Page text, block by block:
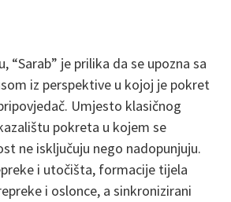
“Sarab” je prilika da se upozna sa
iz perspektive u kojoj je pokret
Umjesto klasičnog
pokreta u kojem se
ne isključuju nego nadopunjuju.
i utočišta, formacije tijela
i oslonce, a sinkronizirani